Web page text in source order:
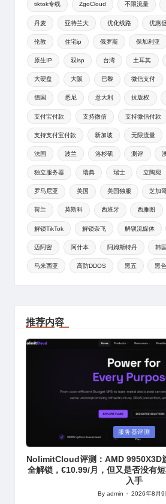
tiktok专线 ZgoCloud 不限流量
丹麦 亚特兰大 优化线路 优惠
伦敦 住宅ip 俄罗斯 保加利亚
原生IP 双isp 台湾 土耳其
大硬盘 大阪 巴黎 微信支付
德国 悉尼 意大利 抗版权
支付宝付款 支持微信 支持微信付款
支持支付宝付款 新加坡 无限流量
法国 波兰 洛杉矶 测评
独立服务器 瑞典 瑞士 立陶宛
罗马尼亚 美国 美国独服 芝加
荷兰 莫斯科 西班牙 西雅图
解锁TikTok 解锁奈飞 解锁流媒体
迈阿密 阿什本 阿姆斯特丹 韩国
马来西亚 高防DDOS 黑五 黑
推荐内容
服务器评测
NolimitCloud评测：AMD 9950X3D
全解锁，€10.99/月，但又是否没有
入手
Posted
Byadmin 2026年8月9